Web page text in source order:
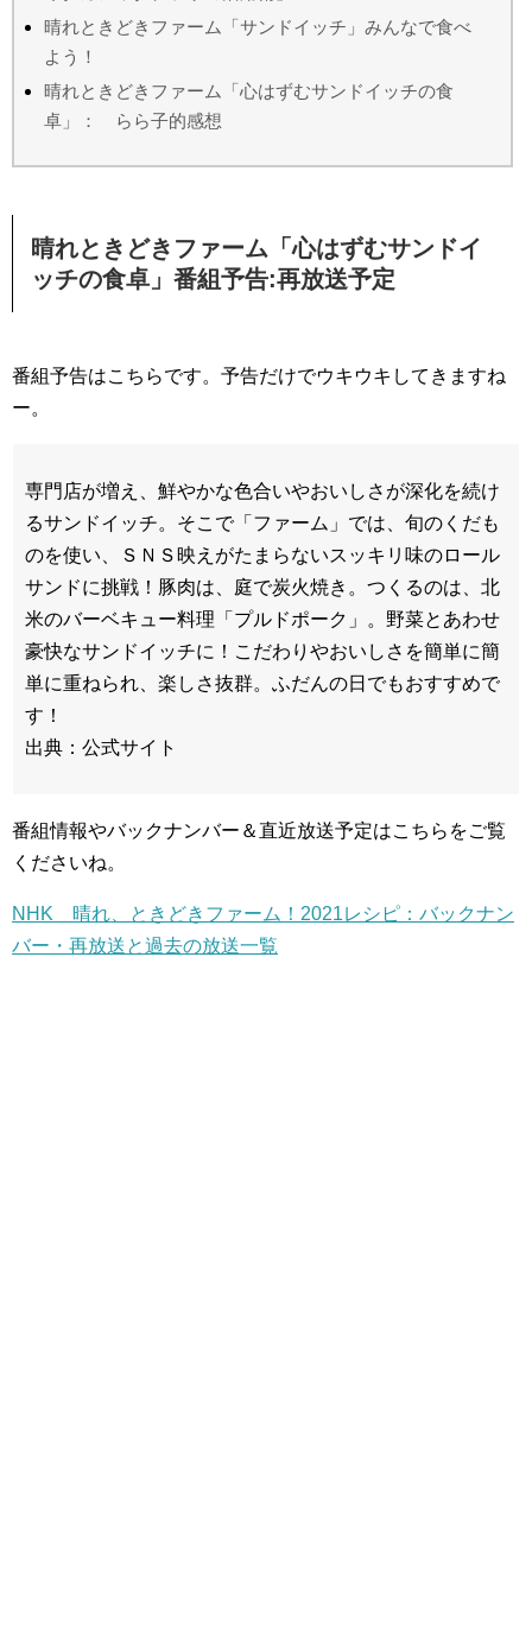
晴れときどきファーム「サンドイッチ」みんなで食べ
よう！
晴れときどきファーム「心はずむサンドイッチの食
卓」： らら子的感想
晴れときどきファーム「心はずむサンドイ
ッチの食卓」番組予告:再放送予定
番組予告はこちらです。予告だけでウキウキしてきますね
ー。
専門店が増え、鮮やかな色合いやおいしさが深化を続け
るサンドイッチ。そこで「ファーム」では、旬のくだも
のを使い、ＳＮＳ映えがたまらないスッキリ味のロール
サンドに挑戦！豚肉は、庭で炭火焼き。つくるのは、北
米のバーベキュー料理「プルドポーク」。野菜とあわせ
豪快なサンドイッチに！こだわりやおいしさを簡単に簡
単に重ねられ、楽しさ抜群。ふだんの日でもおすすめで
す！
出典：公式サイト
番組情報やバックナンバー＆直近放送予定はこちらをご覧
くださいね。
NHK 晴れ、ときどきファーム！2021レシピ：バックナン
バー・再放送と過去の放送一覧